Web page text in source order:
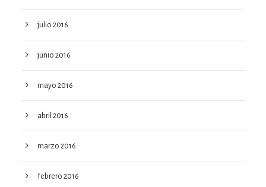
julio 2016
junio 2016
mayo 2016
abril 2016
marzo 2016
febrero 2016